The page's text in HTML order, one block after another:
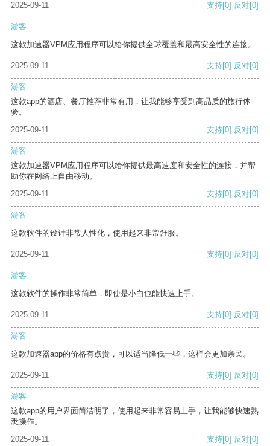
2025-09-11 支持[0] 反对[0]
游客
这款加速器VPM应用程序可以给你提供全球覆盖和最高安全性的连接。
2025-09-11 支持[0] 反对[0]
游客
这款app的酒店、餐厅推荐非常有用，让我能够享受到高品质的旅行体
验。
2025-09-11
支持[0] 反对[0]
游客
这款加速器VPM应用程序可以给你提供最高速度和安全性的连接，并帮
助你在网络上自由移动。
2025-09-11
支持[0] 反对[0]
游客
这款软件的设计非常人性化，使用起来非常舒服。
2025-09-11 支持[0] 反对[0]
游客
这款软件的操作非常简单，即使是小白也能快速上手。
2025-09-11 支持[0] 反对[0]
游客
这款加速器app的价格有点贵，可以适当降低一些，这样会更加亲民。
2025-09-11 支持[0] 反对[0]
游客
这款app的用户界面简洁明了，使用起来非常容易上手，让我能够快速熟
悉操作。
2025-09-11
支持[0] 反对[0]